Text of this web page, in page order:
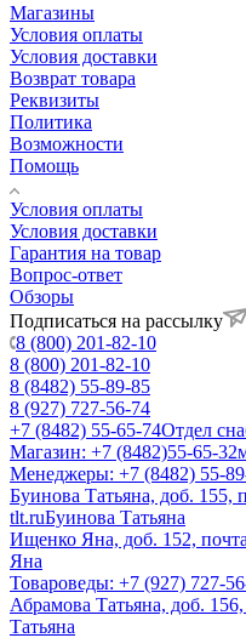
Магазины
Условия оплаты
Условия доставки
Возврат товара
Реквизиты
Политика
Возможности
Помощь
Условия оплаты
Условия доставки
Гарантия на товар
Вопрос-ответ
Обзоры
Подписаться на рассылку
8 (800) 201-82-10
8 (800) 201-82-10
8 (8482) 55-89-85
8 (927) 727-56-74
+7 (8482) 55-65-74Отдел
Магазин: +7 (8482)55-65-32
Менеджеры: +7 (8482) 55-
Буинова Татьяна, доб. 155,
tlt.ruБуинова Татьяна
Ищенко Яна, доб. 152,
Яна
Товароведы: +7 (927) 727-
Абрамова Татьяна, доб.
Татьяна